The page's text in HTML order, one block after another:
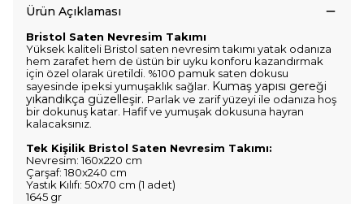
Ürün Açıklaması
Bristol Saten Nevresim Takımı
Yüksek kaliteli Bristol saten nevresim takımı yatak odanıza
hem zarafet hem de üstün bir uyku konforu kazandırmak
için özel olarak üretildi. %100 pamuk saten dokusu
sayesinde ipeksi yumuşaklık sağlar. Kumaş yapısı gereği
yıkandıkça güzelleşir. Parlak ve zarif yüzeyi ile odanıza hoş
bir dokunuş katar. Hafif ve yumuşak dokusuna hayran
kalacaksınız.
Tek Kişilik Bristol Saten Nevresim Takımı:
Nevresim: 160x220 cm
Çarşaf: 180x240 cm
Yastık Kılıfı: 50x70 cm (1 adet)
1645 gr